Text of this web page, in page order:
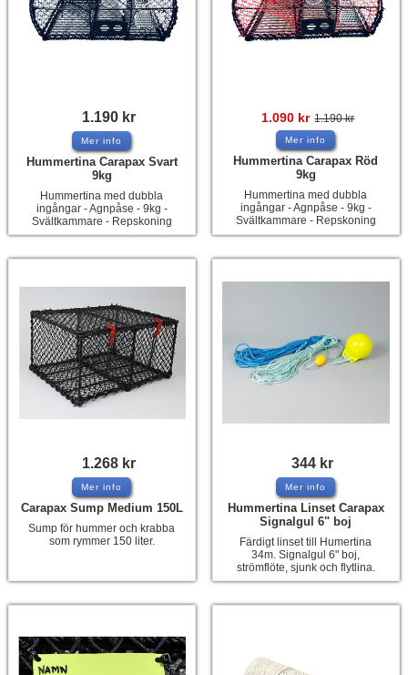
1.190kr
Mer info
Hummertina Carapax Svart
9kg
Hummertina med dubbla
ingångar - Agnpåse - 9kg -
Svältkammare - Repskoning
1.090 kr 1.190kr
Mer info
Hummertina Carapax Röd
9kg
Hummertina med dubbla
ingångar - Agnpåse - 9kg -
Svältkammare - Repskoning
1.268kr
Mer info
Carapax Sump Medium 150L
Sump för hummer och krabba
som rymmer 150 liter.
344 kr
Mer info
Hummertina Linset Carapax
Signalgul 6" boj
Färdigt linset till Humertina
34m. Signalgul 6" boj,
strömflöte, sjunk och flytlina.